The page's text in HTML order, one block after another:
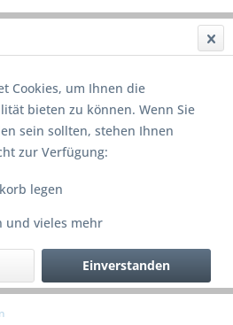
Cookies, um Ihnen die
bieten zu können. Wenn Sie
sein sollten, stehen Ihnen
zur Verfügung:
legen
und vieles mehr
Einverstanden